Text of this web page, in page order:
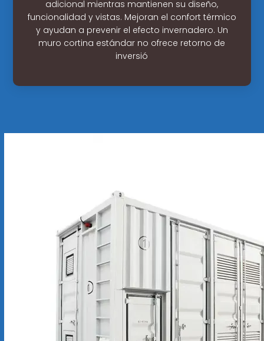
adicional mientras mantienen su diseño,
funcionalidad y vistas. Mejoran el confort térmico
y ayudan a prevenir el efecto invernadero. Un
muro cortina estándar no ofrece retorno de
inversió